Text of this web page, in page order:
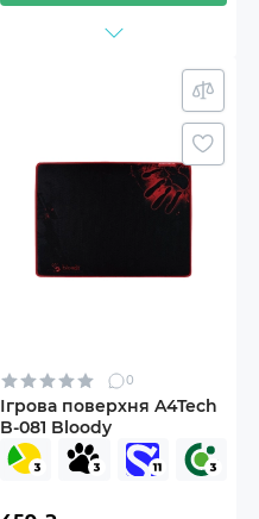
0
Ігрова поверхня A4Tech
B-081 Bloody